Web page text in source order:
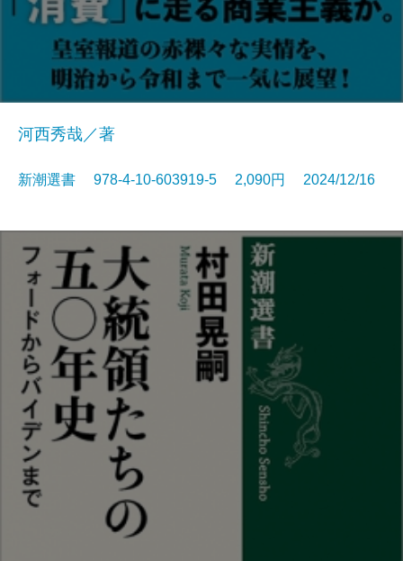
河西秀哉／著
新潮選書 978-4-10-603919-5 2,090円 2024/12/16